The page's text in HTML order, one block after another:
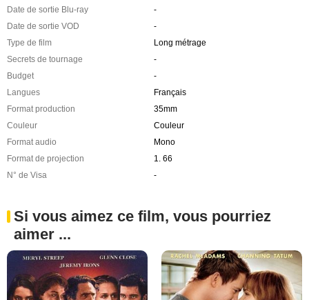
Date de sortie Blu-ray
-
Date de sortie VOD
-
Type de film
Long métrage
Secrets de tournage
-
Budget
-
Langues
Français
Format production
35mm
Couleur
Couleur
Format audio
Mono
Format de projection
1. 66
N° de Visa
-
Si vous aimez ce film, vous pourriez
aimer ...